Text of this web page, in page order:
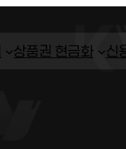
상품권 현금화 신